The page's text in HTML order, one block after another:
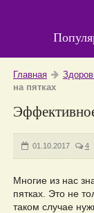
Главная
на пятках
01.10.2017 4
Многие из нас
пятках. Это не
таком случае